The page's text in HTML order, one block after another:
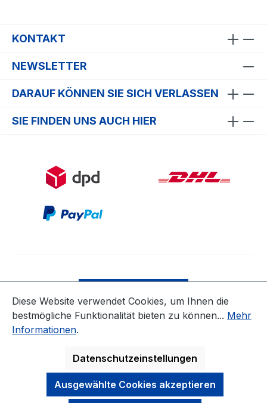
KONTAKT
NEWSLETTER
DARAUF KÖNNEN SIE SICH VERLASSEN
SIE FINDEN UNS AUCH HIER
* Alle Preise inkl. gesetzl. Mehrwertsteuer zzgl.
Diese Website verwendet Cookies, um Ihnen die
bestmögliche Funktionalität bieten zu können... Mehr
Informationen.
Datenschutzeinstellungen
Ausgewählte Cookies akzeptieren